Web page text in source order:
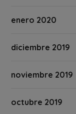
enero 2020
diciembre 2019
noviembre 2019
octubre 2019